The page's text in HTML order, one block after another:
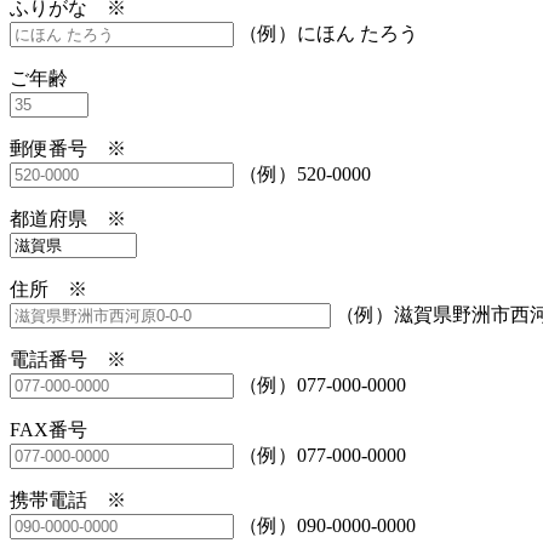
ふりがな ※
（例）にほん たろう
ご年齢
郵便番号 ※
（例）520-0000
都道府県 ※
住所 ※
（例）滋賀県野洲市西
電話番号 ※
（例）077-000-0000
FAX番号
（例）077-000-0000
携帯電話 ※
（例）090-0000-0000